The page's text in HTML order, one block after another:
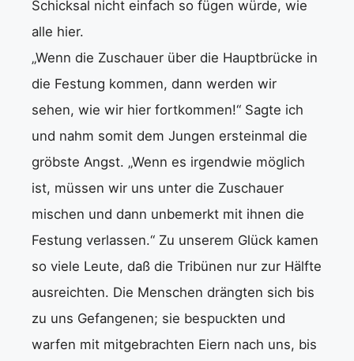
Schicksal nicht einfach so fügen würde, wie
alle hier.
„Wenn die Zuschauer über die Hauptbrücke in
die Festung kommen, dann werden wir
sehen, wie wir hier fortkommen!“ Sagte ich
und nahm somit dem Jungen ersteinmal die
gröbste Angst. „Wenn es irgendwie möglich
ist, müssen wir uns unter die Zuschauer
mischen und dann unbemerkt mit ihnen die
Festung verlassen.“ Zu unserem Glück kamen
so viele Leute, daß die Tribünen nur zur Hälfte
ausreichten. Die Menschen drängten sich bis
zu uns Gefangenen; sie bespuckten und
warfen mit mitgebrachten Eiern nach uns, bis